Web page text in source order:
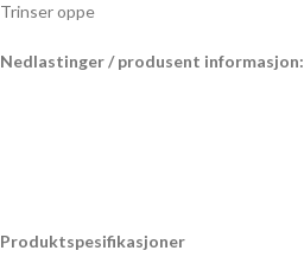
Trinser oppe
Nedlastinger / produsent informasjon:
Produktspesifikasjoner